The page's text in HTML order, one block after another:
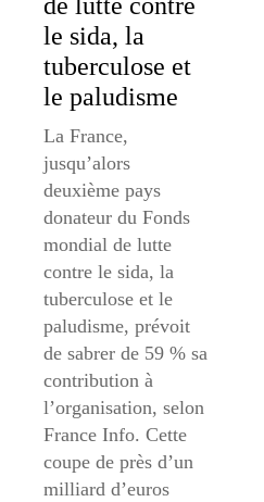
le sida, la
tuberculose et
le paludisme
La France,
jusqu’alors
deuxième pays
donateur du Fonds
mondial de lutte
contre le sida, la
tuberculose et le
paludisme, prévoit
de sabrer de 59 % sa
contribution à
l’organisation, selon
France Info. Cette
coupe de près d’un
milliard d’euros